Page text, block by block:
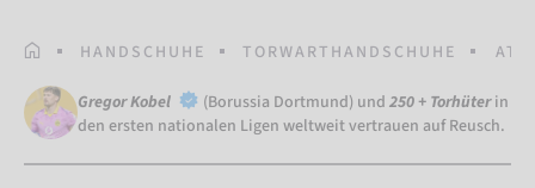
STARTSEITEHANDSCHUHE TORWARTHANDSCHUHE
Gregor Kobel (Borussia Dortmund) und 250 + Torhüter in
den ersten nationalen Ligen weltweit vertrauen auf Reusch.